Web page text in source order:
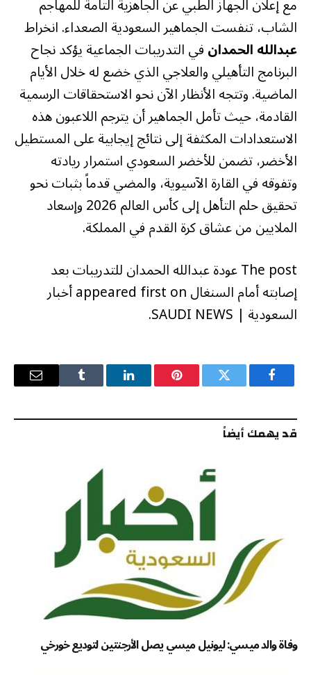
الشاب، تنفست الجماهير السعودية الصعداء. انخراط
عبدالله الحمدانفي التدريبات الجماعية يؤكد نجاح
البرنامج التأهيلي والعلاجي الذي خضع له خلال الأيام
الماضية. وتتجه الأنظار الآن نحو الاستحقاقات الرسمية
القادمة، حيث تأمل الجماهير أن يترجم اللاعبون هذه
الاستعدادات المكثفة إلى نتائج إيجابية على المستطيل
الأخضر، تضمن للأخضر السعودي استمرار ريادته
وتفوقه في القارة الآسيوية، والمضي قدماً بثبات نحو
تحقيق حلم التأهل إلى كأس العالم 2026 وإسعاد
الملايين من عشاق كرة القدم في المملكة.
The post عودة عبدالله الحمدان للتدريبات بعد
إصابته أمام السنغال appeared first on أخبار
السعودية | SAUDI NEWS.
فيسبوك تويتر بينتيريستلينكدإن Tumblr
البريد
قد يهمك أيضاً
وفاة والد ميسي: ليونيل ميسي يصل الأرجنتين لتوديع خورخي